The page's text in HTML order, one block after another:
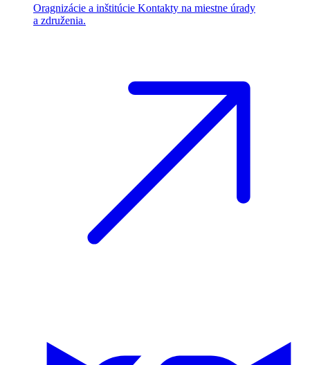
Oragnizácie a inštitúcie Kontakty na miestne úrady
a združenia.